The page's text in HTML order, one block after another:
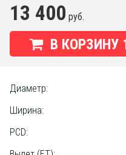
13 400 руб.
В КОРЗИНУ
Диаметр:
Ширина:
PCD: